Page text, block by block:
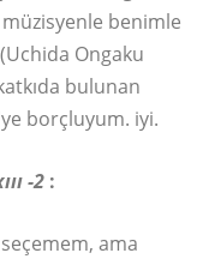
benimle
Ongaku
bulunan
borçluyum. iyi.
-2 :
ama